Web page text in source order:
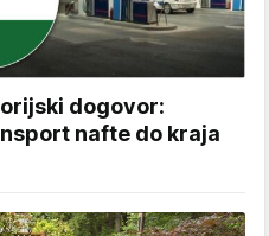
dogovor:
nafte do kraja